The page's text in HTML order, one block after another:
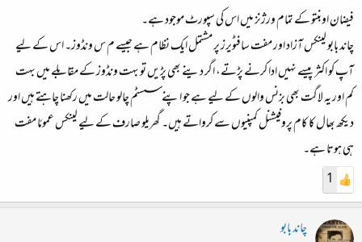
فیضان اوبنتو کے تمام ورژنز میں اس کی سپورٹ موجود ہے۔
چاند بابو لینکس آزاد اور مفت سافٹویرز پر مشتمل ایک نظام ہے جیسے م س ونڈوز۔ اس کے لیے
آپ کو اکثر پیسے نہیں‌ ادا کرنے پڑتے، اگر دینے بھی پڑیں‌ تو بہت ونڈوز کے مقابلے میں بہت
کم اور یہ لاگت بھی بزنس والوں‌ کے لیے ہے جو اپنے سسٹم چالو حالت میں‌ رکھنا چاہتے ہیں‌ اور
دیکھ بھال کا کام پروفیشنل کمپنیوں‌ سے کرواتے ہیں۔ گھریلو صارف کے لیے لینکس عمومًا مفت
ہی ہوتا ہے۔
1
چاند بابو